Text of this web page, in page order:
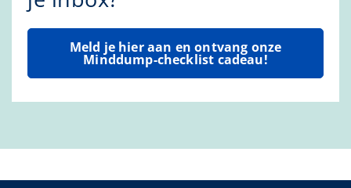
Meld je hier aan en ontvang onze
Minddump-checklist cadeau!